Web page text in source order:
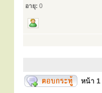
อายุ: 0
หน้า 1